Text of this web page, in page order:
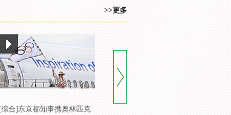
>>更多
[综合]东京都知事携奥林匹克